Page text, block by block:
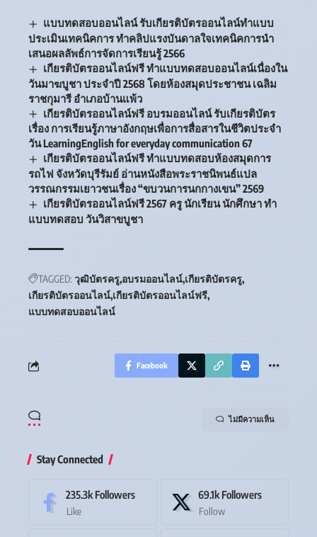
แบบทดสอบออนไลน์ รับเกียรติบัตรออนไลน์ทำแบบ
ประเมินเทคนิคการ ทำคลิปแรงบันดาลใจเทคนิคการนำ
เสนอผลลัพธ์การจัดการเรียนรู้ 2566
เกียรติบัตรออนไลน์ฟรี ทำแบบทดสอบออนไลน์เนื่องใน
วันมาฆบูชา ประจำปี 2568 โดยห้องสมุดประชาชน เฉลิม
ราชกุมารี อำเภอบ้านแพ้ว
เกียรติบัตรออนไลน์ฟรี อบรมออนไลน์ รับเกียรติบัตร
เรื่อง การเรียนรู้ภาษาอังกฤษเพื่อการสื่อสารในชีวิตประจำ
วัน LearningEnglish for everyday communication 67
เกียรติบัตรออนไลน์ฟรี ทำแบบทดสอบห้องสมุดการ
รถไฟ จังหวัดบุรีรัมย์ อ่านหนังสือพระราชนิพนธ์แปล
วรรณกรรมเยาวชนเรื่อง “ขบวนการนกกางเขน” 2569
เกียรติบัตรออนไลน์ฟรี 2567 ครู นักเรียน นักศึกษา ทำ
แบบทดสอบ วันวิสาขบูชา
TAGGED: วุฒิบัตรครู อบรมออนไลน์ เกียรติบัตรครู
เกียรติบัตรออนไลน์ เกียรติบัตรออนไลน์ฟรี
แบบทดสอบออนไลน์
Facebook
ไม่มีความเห็น
Stay Connected
235.3k Followers
Like
69.1k Followers
Follow